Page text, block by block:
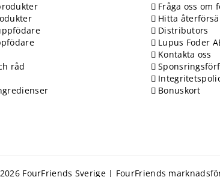
råd
Fråga oss om
Hitta
Distributors
Lupus Foder
Kontakta oss
Bonuskort
FourFriends Sverige | FourFriends